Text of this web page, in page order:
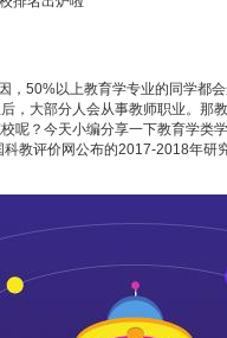
，50%以上教育学专业的同学都
，大部分人会从事教师职业。那
呢？今天小编分享一下教育学类
科教评价网公布的2017-2018年研